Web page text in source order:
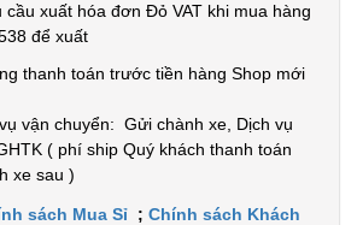
cầu xuất hóa đơn Đỏ VAT khi mua hàng
để xuất
thanh toán trước tiền hàng Shop mới
vận chuyển: Gửi chành xe, Dịch vụ
( phí ship Quý khách thanh toán
xe sau )
sách Mua Sỉ ; Chính sách Khách